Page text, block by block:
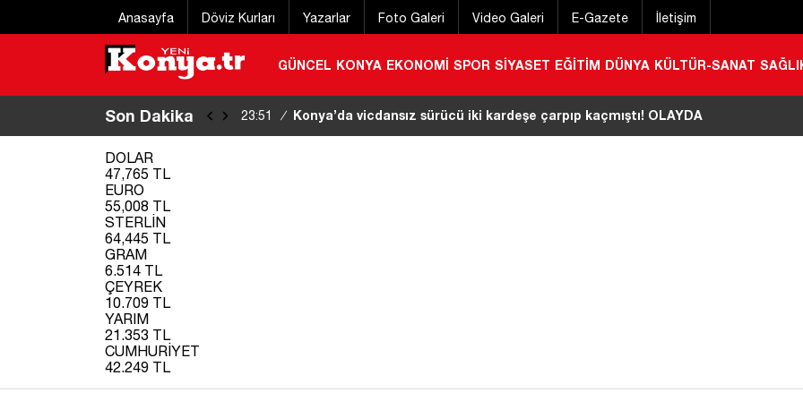
Anasayfa Döviz Kurları Yazarlar Foto Galeri Video Galeri E-Gazete İletişim
GÜNCEL KONYA EKONOMİ SPOR SİYASET EĞİTİM DÜNYA KÜLTÜR-SANAT
Son Dakika 22:48 / 6 gündür kayıp yaşlı adamın Berke Barajı’nda cansız bedeni
DOLAR
47,765 TL
EURO
55,008 TL
STERLİN
64,445 TL
GRAM
6.514 TL
ÇEYREK
10.709 TL
YARIM
21.353 TL
CUMHURİYET
42.249 TL